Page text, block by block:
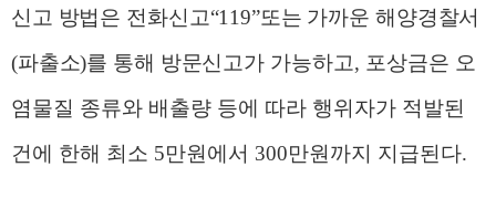
신고 방법은 전화신고“119”또는 가까운 해양경찰서
(파출소)를 통해 방문신고가 가능하고, 포상금은 오
염물질 종류와 배출량 등에 따라 행위자가 적발된
건에 한해 최소 5만원에서 300만원까지 지급된다.